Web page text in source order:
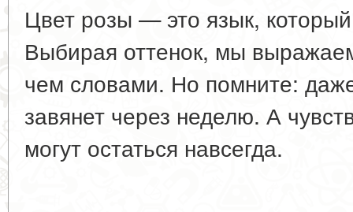
Цвет розы — это язык,
Выбирая оттенок, мы
чем словами. Но помните:
завянет через неделю. А
могут остаться навсегда.